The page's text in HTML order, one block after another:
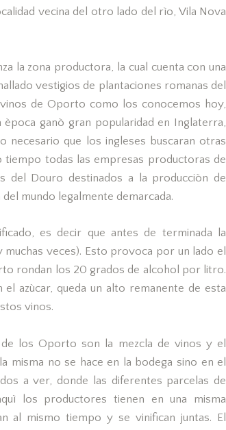
vecina del otro lado del rìo, Vila Nova
la zona productora, la cual cuenta con una
vestigios de plantaciones romanas del
de Oporto como los conocemos hoy,
ganò gran popularidad en Inglaterra,
necesario que los ingleses buscaran otras
tiempo todas las empresas productoras de
del Douro destinados a la producciòn de
mundo legalmente demarcada.
es decir que antes de terminada la
veces). Esto provoca por un lado el
rondan los 20 grados de alcohol por litro.
azùcar, queda un alto remanente de esta
vinos.
los Oporto son la mezcla de vinos y el
misma no se hace en la bodega sino en el
a ver, donde las diferentes parcelas de
los productores tienen en una misma
al mismo tiempo y se vinifican juntas. El